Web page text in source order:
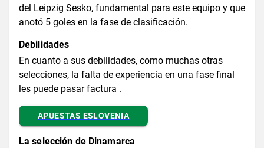
del Leipzig Sesko, fundamental para este equipo y que
anotó 5 goles en la fase de clasificación.
Debilidades
En cuanto a sus debilidades, como muchas otras
selecciones, la falta de experiencia en una fase final
les puede pasar factura .
APUESTAS ESLOVENIA
La selección de Dinamarca